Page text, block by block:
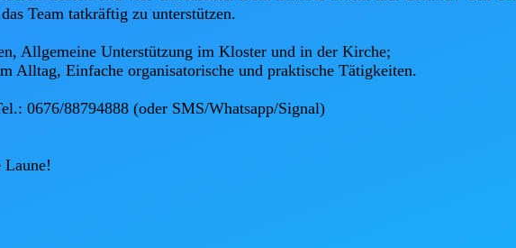
Team tatkräftig zu unterstützen.
Allgemeine Unterstützung im Kloster und in der Kirche;
Alltag, Einfache organisatorische und praktische Tätigkeiten.
0676/88794888 (oder SMS/Whatsapp/Signal)